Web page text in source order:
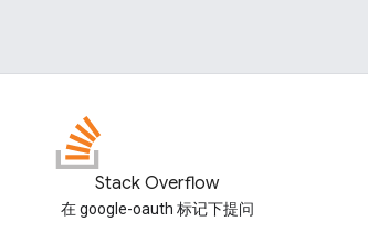
Stack Overflow
在 google-oauth 标记下提问